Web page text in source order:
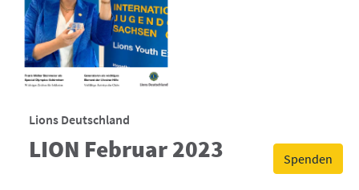
Spenden
Lions Deutschland
LION Februar 2023